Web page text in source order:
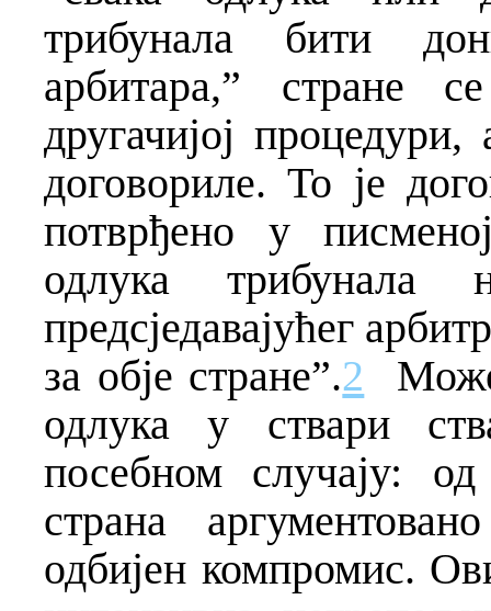
трибунала бити
арбитара,” стране
другачијој
договориле. То је
потврђено у
одлука трибунала
предсједавајућег
за обје стране”.2
одлука у ствари
посебном случају:
страна
одбијен компромис.